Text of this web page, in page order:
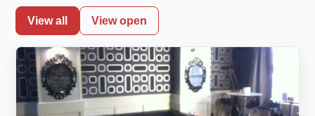
View all View open